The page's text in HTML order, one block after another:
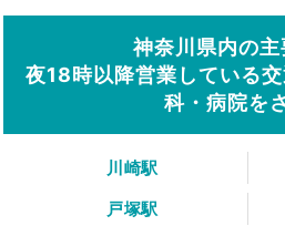
神奈川県内の主
夜18時以降営業している
科・病院を
川崎駅
戸塚駅